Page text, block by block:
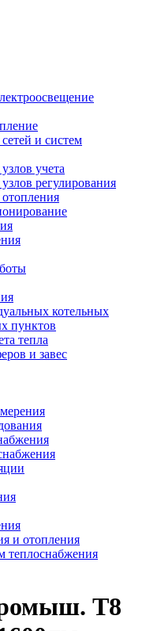
и систем
учета
регулирования
котельных
пунктов
тепла
и завес
и отопления
теплоснабжения
T8